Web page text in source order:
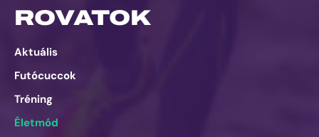
ROVATOK
Aktuális
Futócuccok
Tréning
Életmód